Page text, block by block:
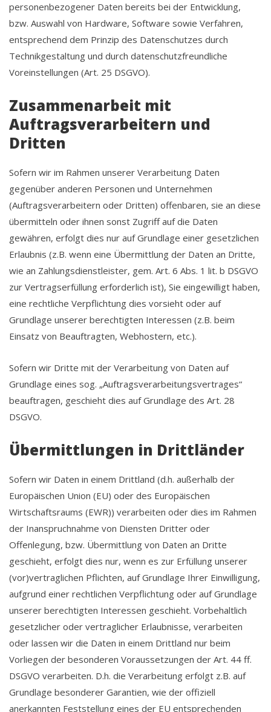
personenbezogener Daten bereits bei der Entwicklung,
bzw. Auswahl von Hardware, Software sowie Verfahren,
entsprechend dem Prinzip des Datenschutzes durch
Technikgestaltung und durch datenschutzfreundliche
Voreinstellungen (Art. 25 DSGVO).
Zusammenarbeit mit
Auftragsverarbeitern und
Dritten
Sofern wir im Rahmen unserer Verarbeitung Daten
gegenüber anderen Personen und Unternehmen
(Auftragsverarbeitern oder Dritten) offenbaren, sie an diese
übermitteln oder ihnen sonst Zugriff auf die Daten
gewähren, erfolgt dies nur auf Grundlage einer gesetzlichen
Erlaubnis (z.B. wenn eine Übermittlung der Daten an Dritte,
wie an Zahlungsdienstleister, gem. Art. 6 Abs. 1 lit. b DSGVO
zur Vertragserfüllung erforderlich ist), Sie eingewilligt haben,
eine rechtliche Verpflichtung dies vorsieht oder auf
Grundlage unserer berechtigten Interessen (z.B. beim
Einsatz von Beauftragten, Webhostern, etc.).
Sofern wir Dritte mit der Verarbeitung von Daten auf
Grundlage eines sog. „Auftragsverarbeitungsvertrages“
beauftragen, geschieht dies auf Grundlage des Art. 28
DSGVO.
Übermittlungen in Drittländer
Sofern wir Daten in einem Drittland (d.h. außerhalb der
Europäischen Union (EU) oder des Europäischen
Wirtschaftsraums (EWR)) verarbeiten oder dies im Rahmen
der Inanspruchnahme von Diensten Dritter oder
Offenlegung, bzw. Übermittlung von Daten an Dritte
geschieht, erfolgt dies nur, wenn es zur Erfüllung unserer
(vor)vertraglichen Pflichten, auf Grundlage Ihrer Einwilligung,
aufgrund einer rechtlichen Verpflichtung oder auf Grundlage
unserer berechtigten Interessen geschieht. Vorbehaltlich
gesetzlicher oder vertraglicher Erlaubnisse, verarbeiten
oder lassen wir die Daten in einem Drittland nur beim
Vorliegen der besonderen Voraussetzungen der Art. 44 ff.
DSGVO verarbeiten. D.h. die Verarbeitung erfolgt z.B. auf
Grundlage besonderer Garantien, wie der offiziell
anerkannten Feststellung eines der EU entsprechenden